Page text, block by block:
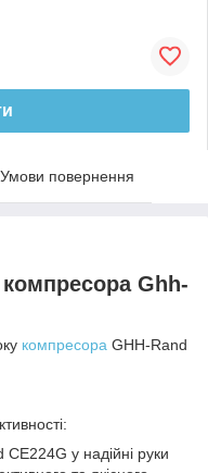
Умови повернення
компресора Ghh-
компресора GHH-Rand
у надійні руки